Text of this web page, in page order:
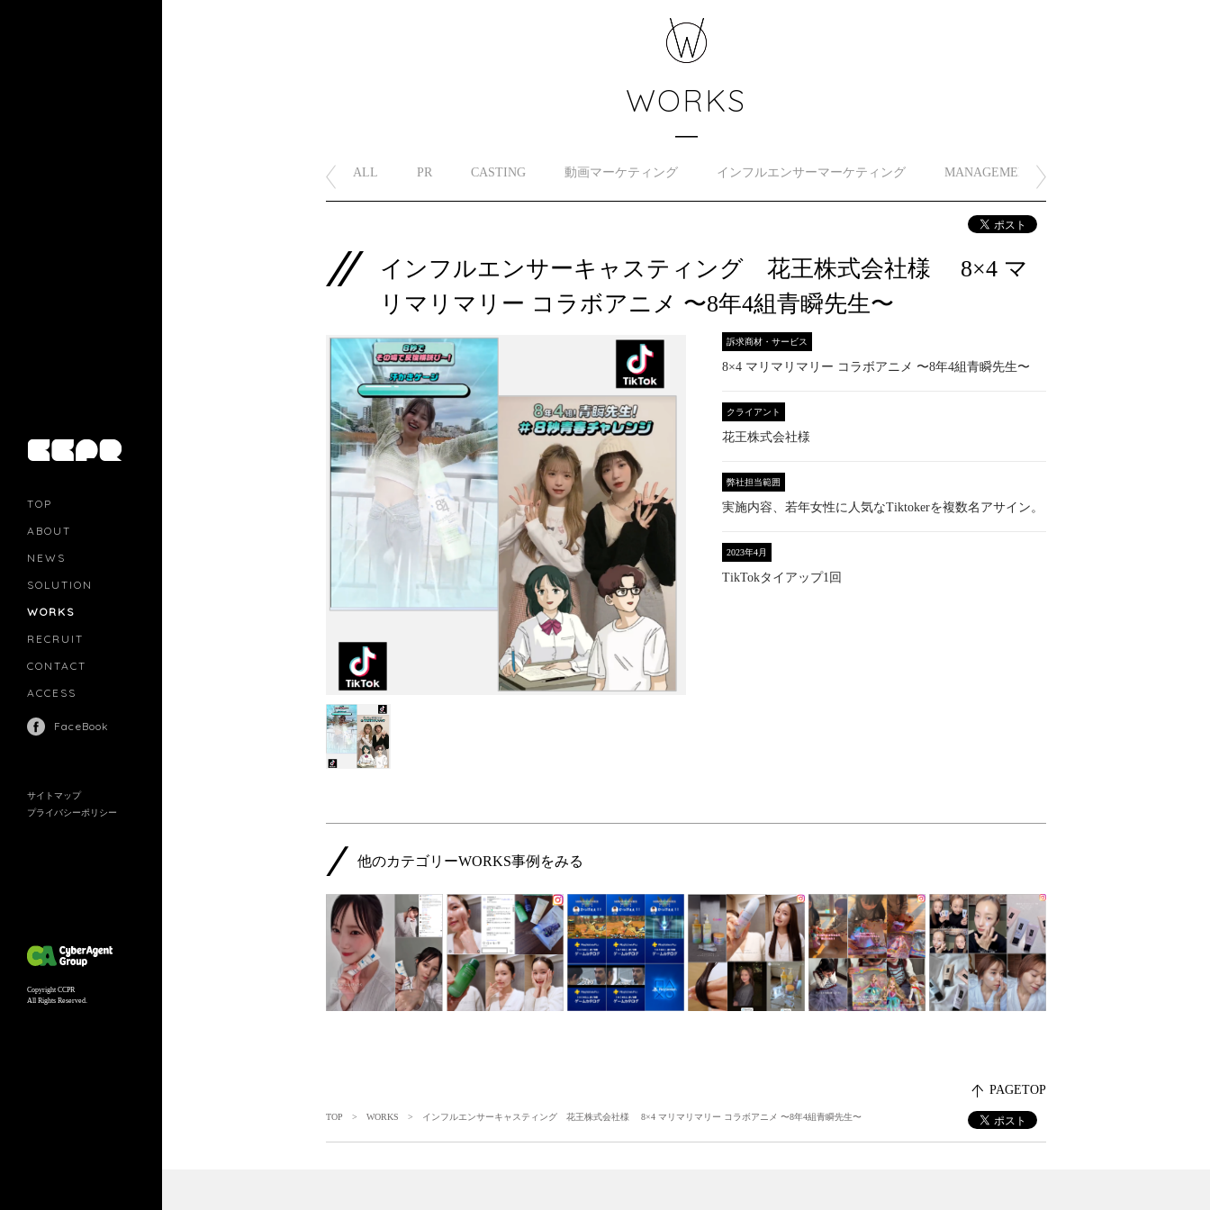
TOP
ABOUT
NEWS
SOLUTION
WORKS
RECRUIT
CONTACT
ACCESS
FaceBook
サイトマップ
プライバシーポリシー
Copyright CCPR
All Rights Reserved.
MOVIE MARKETING
INFLUENCERS MARKETING
WORKS
ALL PR CASTING 動画マーケティング インフルエンサーマーケティング MANAGEMENT
インフルエンサーキャスティング 花王株式会社様 8×4 マ
リマリマリー コラボアニメ 〜8年4組青瞬先生〜
訴求商材・サービス
8×4 マリマリマリー コラボアニメ 〜8年4組青瞬先生〜
クライアント
花王株式会社様
弊社担当範囲
実施内容、若年女性に人気なTiktokerを複数名アサイン。
2023年4月
TikTokタイアップ1回
他のカテゴリーWORKS事例をみる
PAGETOP
TOP > WORKS > インフルエンサーキャスティング 花王株式会社様 8×4 マリマリマリー コラボアニメ 〜8年4組青瞬先生〜